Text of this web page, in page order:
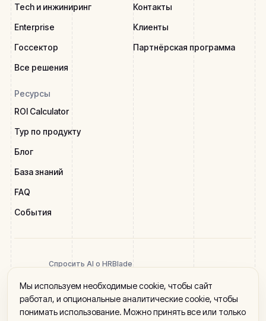
Tech и инжиниринг
Enterprise
Госсектор
Все решения
Контакты
Клиенты
Партнёрская программа
Ресурсы
ROI Calculator
Тур по продукту
Блог
База знаний
FAQ
События
Спросить AI о HRBlade
2026 HRBlade. Все права защищены
Мы используем необходимые cookie, чтобы сайт
работал, и опциональные аналитические cookie, чтобы
понимать использование. Можно принять все или только